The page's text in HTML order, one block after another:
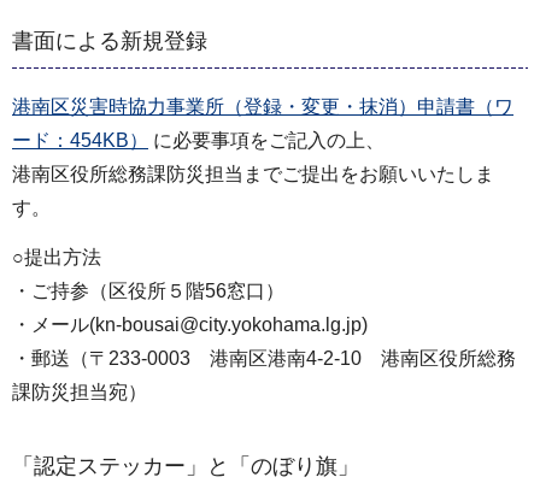
書面による新規登録
港南区災害時協力事業所（登録・変更・抹消）申請書（ワ
ード：454KB）
に必要事項をご記入の上、
港南区役所総務課防災担当までご提出をお願いいたしま
す。
○提出方法
・ご持参（区役所５階56窓口）
・メール(kn-bousai@city.yokohama.lg.jp)
・郵送（〒233-0003 港南区港南4-2-10 港南区役所総務
課防災担当宛）
「認定ステッカー」と「のぼり旗」